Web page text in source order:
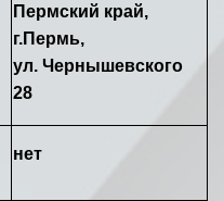
Пермский край,
г.Пермь,
ул. Чернышевского
28
нет